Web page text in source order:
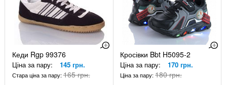
Кеди Rgp 99376
Ціна за пару: 145 грн.
Стара ціна за пару:165 грн.
Кросівки Bbt H5095-2
Ціна за пару: 170 грн.
Ціна за пару:180 грн.